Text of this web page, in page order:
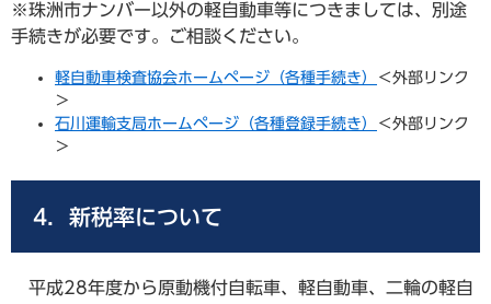
※珠洲市ナンバー以外の軽自動車等につきましては、別途
手続きが必要です。ご相談ください。
軽自動車検査協会ホームページ（各種手続き）
＜外部リンク
＞
石川運輸支局ホームページ（各種登録手続き）
＜外部リンク
＞
4．新税率について
平成28年度から原動機付自転車、軽自動車、二輪の軽自